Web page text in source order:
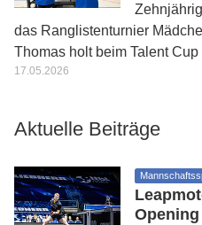
das Ranglistenturnier
Thomas holt beim Talent
17.05.2026
Aktuelle Beiträge